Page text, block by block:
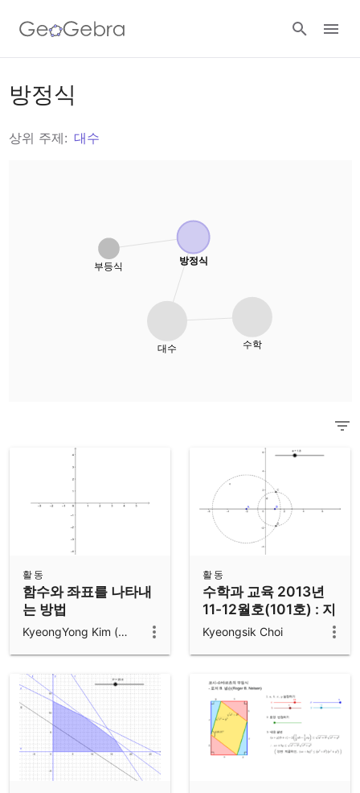
자료
기하
계산기
앱 다운로드
지오지브라 앱을 시작하세요.
로그인
방정식
상위 주제: 대수
대수 수학
방정식
부등식
함수와 좌표를 나타내
는 방법
활동
KyeongYong Kim (김경용)
수학과 교육 2013년
11-12월호(101호) : 지
오지브라를 활용한 도
형의 방정식 지도
활동
Kyeongsik Choi